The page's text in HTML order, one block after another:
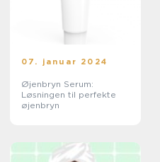
07. januar 2024
Øjenbryn Serum:
Løsningen til perfekte
øjenbryn